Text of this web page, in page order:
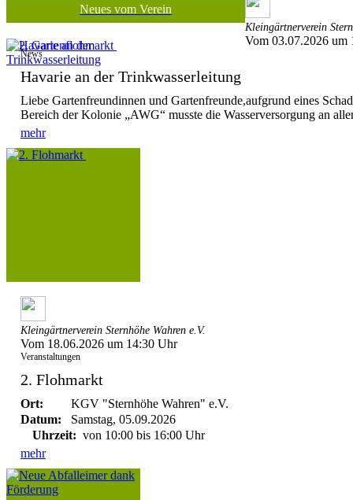
Neues vom Verein
Kleingärtnerverein
Vom 03.07.2026 um
News
Havarie an der Trinkwasserleitung
Liebe Gartenfreundinnen und Gartenfreunde,aufgrund eines
Bereich der Kolonie „AWG“ musste die Wasserversorgung an
mehr
Kleingärtnerverein Sternhöhe Wahren e.V.
Vom 18.06.2026 um 14:30 Uhr
Veranstaltungen
2. Flohmarkt
Ort:
KGV "Sternhöhe Wahren" e.V.
Datum:
Samstag, 05.09.2026
Uhrzeit: von 10:00 bis 16:00 Uhr
mehr